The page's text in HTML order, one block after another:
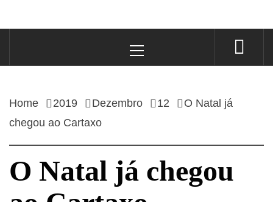
Menu
Home 2019 Dezembro 12
O Natal já
chegou ao Cartaxo
O Natal já chegou